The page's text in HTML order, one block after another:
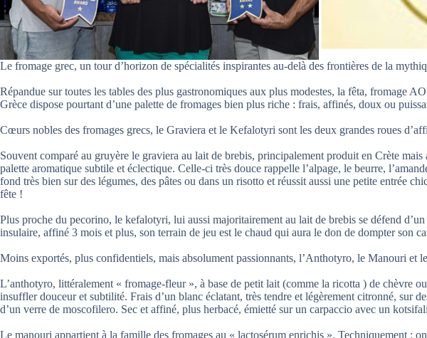
Le fromage grec, un tour d’horizon de spécialités inspirantes au-delà des frontières de la
Répandue sur toutes les tables des plus gastronomiques aux plus modestes, la fêta, fromage
Grèce dispose pourtant d’une palette de fromages bien plus riche : frais, affinés, doux ou
Cœurs nobles des fromages grecs, le Graviera et le Kefalotyri sont les deux grandes roues
Souvent comparé au gruyère le graviera au lait de brebis, principalement produit en Crète
palette aromatique subtile et éclectique. Celle-ci très douce rappelle l’alpage, le beurre,
fond très bien sur des légumes, des pâtes ou dans un risotto et réussit aussi une petite entrée
fête !
Plus proche du pecorino, le kefalotyri, lui aussi majoritairement au lait de brebis se défend
insulaire, affiné 3 mois et plus, son terrain de jeu est le chaud qui aura le don de dompter son
Moins exportés, plus confidentiels, mais absolument passionnants, l’Anthotyro, le Manouri et
L’anthotyro, littéralement « fromage-fleur », à base de petit lait (comme la ricotta ) de chèvre
insuffler douceur et subtilité. Frais d’un blanc éclatant, très tendre et légèrement citronné, sur
d’un verre de moscofilero. Sec et affiné, plus herbacé, émietté sur un carpaccio avec un
Le manouri appartient à la famille des fromages au « lactosérum enrichis ». Techniquement :